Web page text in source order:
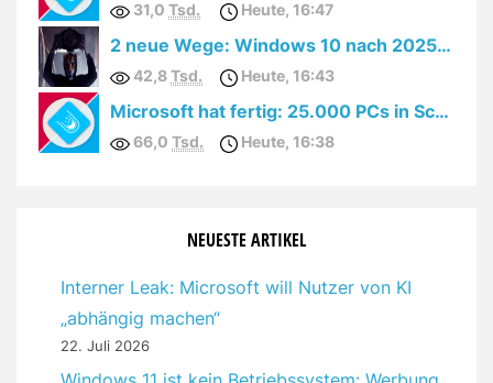
31,0 Tsd. Heute, 16:47
2 neue Wege: Windows 10 nach 2025 kostenfrei verlängert!
42,8Tsd. Heute, 16:43
Microsoft hat fertig: 25.000 PCs in Schleswig-Holstein auf Linux & LibreOffice
66,0 Tsd. Heute, 16:38
NEUESTE ARTIKEL
Interner Leak: Microsoft will Nutzer von KI
„abhängig machen“
22. Juli 2026